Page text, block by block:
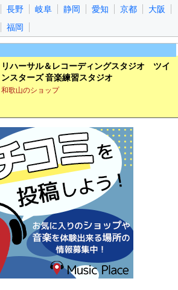
長野 岐阜 静岡 愛知 京都
大阪
福岡
リハーサル＆レコーディングスタジオ ツイ
ンスターズ 音楽練習スタジオ
和歌山のショップ